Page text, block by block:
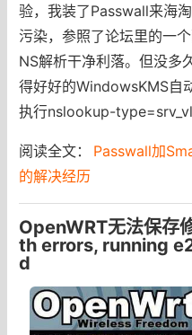
验，我装了Passwall来海
污染，参照了论坛里的一
NS解析干净利落。但没多
得好好的WindowsKMS自
执行nslookup-
阅读全文：
Passwall加
的解决经历
OpenWRT无法保存
th errors, running
d